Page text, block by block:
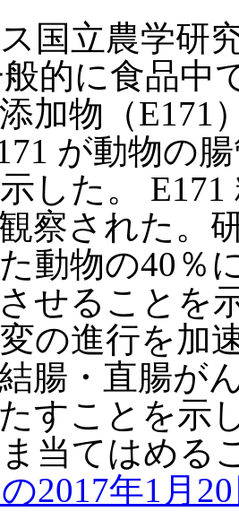
国立農学研
的に食品中
加物（E171
が動物の
した。
察された。
動物の40％
せることを
の進行を加
腸・直腸が
すことを示
当てはめる
2017年1月